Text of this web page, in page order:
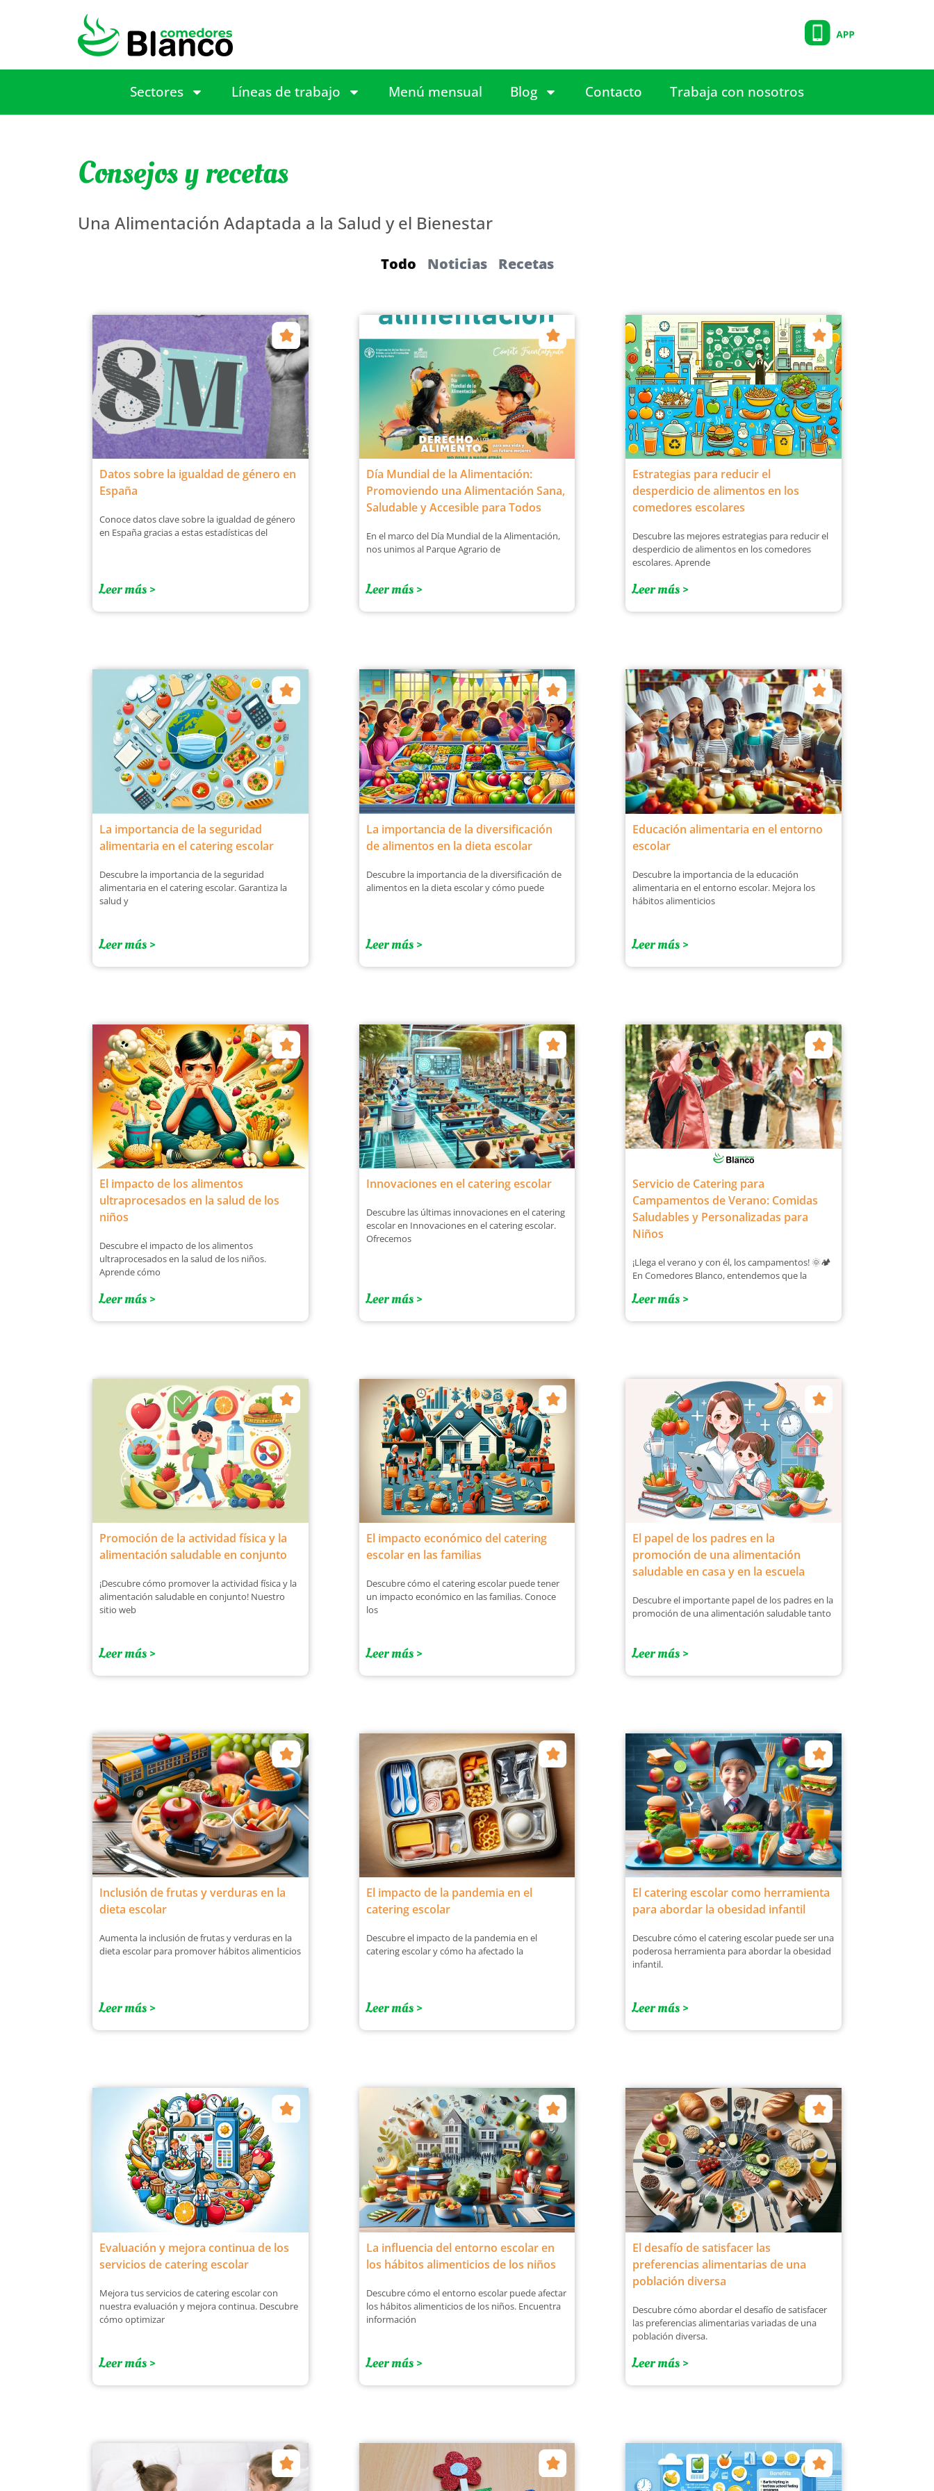
Sectores Líneas de trabajo Menú mensual Blog Contacto Trabaja con nosotros
Consejos y recetas
Una Alimentación Adaptada a la Salud y el Bienestar
Noticias Recetas
Todo
Datos sobre la igualdad de género en
España
Conoce datos clave sobre la igualdad de género
en España gracias a estas estadísticas del
Leer más >
Día Mundial de la Alimentación:
Promoviendo una Alimentación Sana,
Saludable y Accesible para Todos
En el marco del Día Mundial de la Alimentación,
nos unimos al Parque Agrario de
Leer más >
Estrategias para reducir el
desperdicio de alimentos en los
comedores escolares
Descubre las mejores estrategias para reducir el
desperdicio de alimentos en los comedores
escolares. Aprende
Leer más >
La importancia de la seguridad
alimentaria en el catering escolar
Descubre la importancia de la seguridad
alimentaria en el catering escolar. Garantiza la
salud y
Leer más >
La importancia de la diversificación
de alimentos en la dieta escolar
Descubre la importancia de la diversificación de
alimentos en la dieta escolar y cómo puede
Leer más >
Educación alimentaria en el entorno
escolar
Descubre la importancia de la educación
alimentaria en el entorno escolar. Mejora los
hábitos alimenticios
Leer más >
El impacto de los alimentos
ultraprocesados en la salud de los
niños
Descubre el impacto de los alimentos
ultraprocesados en la salud de los niños.
Aprende cómo
Leer más >
Innovaciones en el catering escolar
Descubre las últimas innovaciones en el catering
escolar en Innovaciones en el catering escolar.
Ofrecemos
Leer más >
Servicio de Catering para
Campamentos de Verano: Comidas
Saludables y Personalizadas para
Niños
¡Llega el verano y con él, los campamentos! 🌞🏕️
En Comedores Blanco, entendemos que la
Leer más >
Promoción de la actividad física y la
alimentación saludable en conjunto
¡Descubre cómo promover la actividad física y la
alimentación saludable en conjunto! Nuestro
sitio web
Leer más >
El impacto económico del catering
escolar en las familias
Descubre cómo el catering escolar puede tener
un impacto económico en las familias. Conoce
los
Leer más >
El papel de los padres en la
promoción de una alimentación
saludable en casa y en la escuela
Descubre el importante papel de los padres en la
promoción de una alimentación saludable tanto
Leer más >
Inclusión de frutas y verduras en la
dieta escolar
Aumenta la inclusión de frutas y verduras en la
dieta escolar para promover hábitos alimenticios
Leer más >
El impacto de la pandemia en el
catering escolar
Descubre el impacto de la pandemia en el
catering escolar y cómo ha afectado la
Leer más >
El catering escolar como herramienta
para abordar la obesidad infantil
Descubre cómo el catering escolar puede ser una
poderosa herramienta para abordar la obesidad
infantil.
Leer más >
Evaluación y mejora continua de los
servicios de catering escolar
Mejora tus servicios de catering escolar con
nuestra evaluación y mejora continua. Descubre
cómo optimizar
Leer más >
La influencia del entorno escolar en
los hábitos alimenticios de los niños
Descubre cómo el entorno escolar puede afectar
los hábitos alimenticios de los niños. Encuentra
información
Leer más >
El desafío de satisfacer las
preferencias alimentarias de una
población diversa
Descubre cómo abordar el desafío de satisfacer
las preferencias alimentarias variadas de una
población diversa.
Leer más >